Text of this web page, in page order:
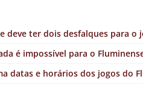
deve ter dois desfalques para o
é impossível para o
datas e horários dos jogos do